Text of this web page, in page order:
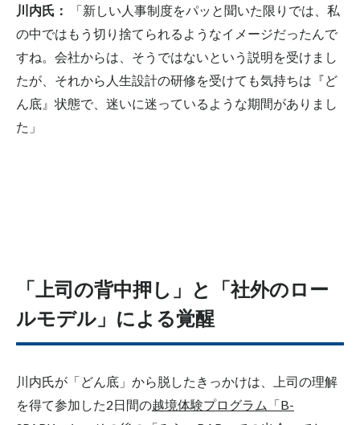
川内氏：
「新しい人事制度をパッと聞いた限りでは、私
の中ではもう切り捨てられるようなイメージだったんで
すね。会社からは、そうではないという説明を受けまし
たが、それから人生設計の研修を受けても気持ちは『ど
ん底』状態で、迷いに迷っているような期間がありまし
た」
「上司の背中押し」と「社外のロー
ルモデル」による覚醒
川内氏が「どん底」から脱したきっかけは、上司の理解
を得て参加した2日間の越境体験プログラム「B-